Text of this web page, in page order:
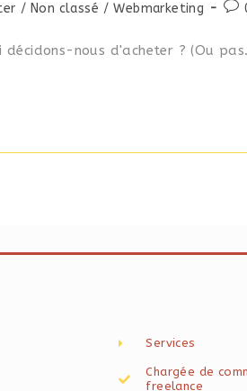
/ Non classé / Webmarketing
nous d'acheter ? (Ou
Services
Chargée de
freelance